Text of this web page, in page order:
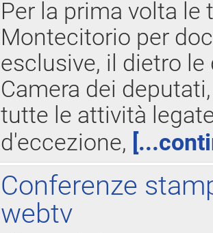
Per la prima volta le
Montecitorio per
esclusive, il dietro
Camera dei
tutte le attività
d'eccezione,
Conferenze
webtv